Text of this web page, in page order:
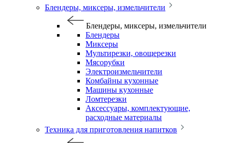
Блендеры, миксеры, измельчители
Блендеры, миксеры, измельчители
Блендеры
Миксеры
Мультирезки, овощерезки
Мясорубки
Электроизмельчители
Комбайны кухонные
Машины кухонные
Ломтерезки
Аксессуары, комплектующие,
расходные материалы
Техника для приготовления напитков